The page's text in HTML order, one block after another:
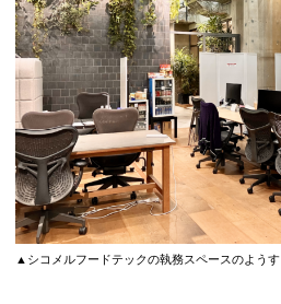
▲シコメルフードテックの執務スペースのようす